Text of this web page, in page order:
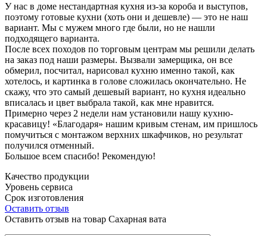
У нас в доме нестандартная кухня из-за короба и выступов,
поэтому готовые кухни (хоть они и дешевле) — это не наш
вариант. Мы с мужем много где были, но не нашли
подходящего варианта.
После всех походов по торговым центрам мы решили делать
на заказ под наши размеры. Вызвали замерщика, он все
обмерил, посчитал, нарисовал кухню именно такой, как
хотелось, и картинка в голове сложилась окончательно. Не
скажу, что это самый дешевый вариант, но кухня идеально
вписалась и цвет выбрала такой, как мне нравится.
Примерно через 2 недели нам установили нашу кухню-
красавицу! «Благодаря» нашим кривым стенам, им пришлось
помучиться с монтажом верхних шкафчиков, но результат
получился отменный.
Большое всем спасибо! Рекомендую!
Качество продукции
Уровень сервиса
Срок изготовления
Оставить отзыв
Оставить отзыв на товар Сахарная вата